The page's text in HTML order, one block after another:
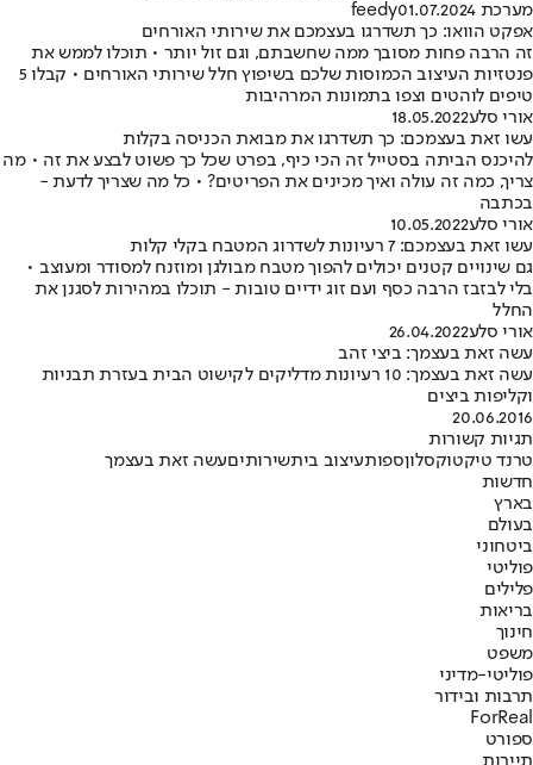
מערכת feedy01.07.2024
אפקט הוואו: כך תשדרגו בעצמכם את שירותי האורחים
זה הרבה פחות מסובך ממה שחשבתם, וגם זול יותר • תוכלו לממש את
פנטזיות העיצוב הכמוסות שלכם בשיפוץ חלל שירותי האורחים • קבלו 5
טיפים לוהטים וצפו בתמונות המרהיבות
אורי סלע18.05.2022
עשו זאת בעצמכם: כך תשדרגו את מבואת הכניסה בקלות
להיכנס הביתה בסטייל זה הכי כיף, בפרט שכל כך פשוט לבצע את זה • מה
צריך, כמה זה עולה ואיך מכינים את הפריטים? • כל מה שצריך לדעת -
בכתבה
אורי סלע10.05.2022
עשו זאת בעצמכם: 7 רעיונות לשדרוג המטבח בקלי קלות
גם שינויים קטנים יכולים להפוך מטבח מבולגן ומוזנח למסודר ומעוצב •
בלי לבזבז הרבה כסף ועם זוג ידיים טובות - תוכלו במהירות לסגנן את
החלל
אורי סלע26.04.2022
עשה זאת בעצמך: ביצי זהב
עשה זאת בעצמך: 10 רעיונות מדליקים לקישוט הבית בעזרת תבניות
וקליפות ביצים
20.06.2016
תגיות קשורות
טרנד טיקטוקסלוןספותעיצוב ביתשירותיםעשה זאת בעצמך
חדשות
בארץ
בעולם
ביטחוני
פוליטי
פלילים
בריאות
חינוך
משפט
פוליטי-מדיני
תרבות ובידור
ForReal
ספורט